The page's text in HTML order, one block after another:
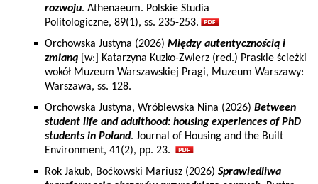
rozwoju. Athenaeum. Polskie Studia
Politologiczne, 89(1), ss. 235-253.
Orchowska Justyna (2026) Między autentycznością i
zmianą [w:] Katarzyna Kuzko-Zwierz (red.) Praskie ścieżki
wokół Muzeum Warszawskiej Pragi, Muzeum Warszawy:
Warszawa, ss. 128.
Orchowska Justyna, Wróblewska Nina (2026) Between
student life and adulthood: housing experiences of PhD
students in Poland. Journal of Housing and the Built
Environment, 41(2), pp. 23.
Rok Jakub, Boćkowski Mariusz (2026) Sprawiedliwa